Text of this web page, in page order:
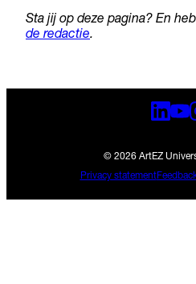
Sta jij op deze pagina? En
de redactie.
© 2026 ArtEZ
Privacy statement